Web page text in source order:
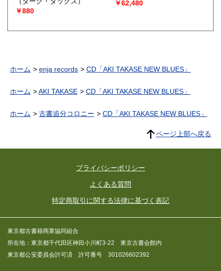
￥880
￥62,480
ホーム enja records CD「AKI TAKASE NEW BLUES」
ホーム AKI TAKASE CD「AKI TAKASE NEW BLUES」
ホーム 古書追分コロニー CD「AKI TAKASE NEW BLUES」
ページ上部へ戻る
プライバシーポリシー
よくある質問
特定商取引に関する法律に基づく表記
東京都古書籍商業協同組合
所在地：東京都千代田区神田小川町3-22 東京古書会館内
東京都公安委員会許可済 許可番号 301026602392